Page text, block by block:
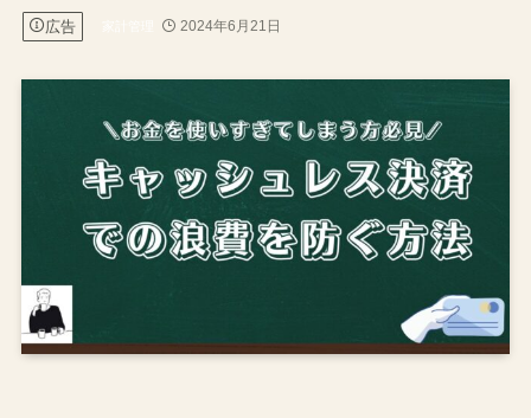
広告 2024年6月21日